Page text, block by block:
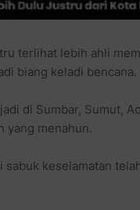
terlihat lebih ahli
biang keladi bencana.
di Sumbar, Sumut,
yang menahun.
keselamatan